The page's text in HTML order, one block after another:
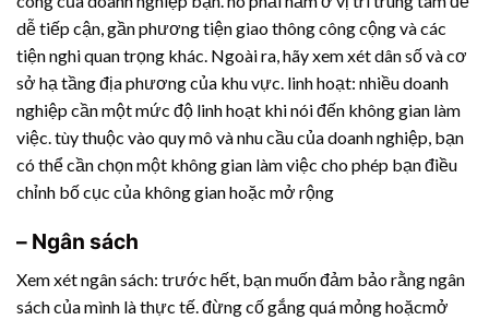
dễ tiếp cận, gần phương tiện giao thông công cộng và các
tiện nghi quan trọng khác. Ngoài ra, hãy xem xét dân số và cơ
sở hạ tầng địa phương của khu vực. linh hoạt: nhiều doanh
nghiệp cần một mức độ linh hoạt khi nói đến không gian làm
việc. tùy thuộc vào quy mô và nhu cầu của doanh nghiệp, bạn
có thể cần chọn một không gian làm việc cho phép bạn điều
chỉnh bố cục của không gian hoặc mở rộng
– Ngân sách
Xem xét ngân sách: trước hết, bạn muốn đảm bảo rằng ngân
sách của mình là thực tế. đừng cố gắng quá mỏng hoặcmở